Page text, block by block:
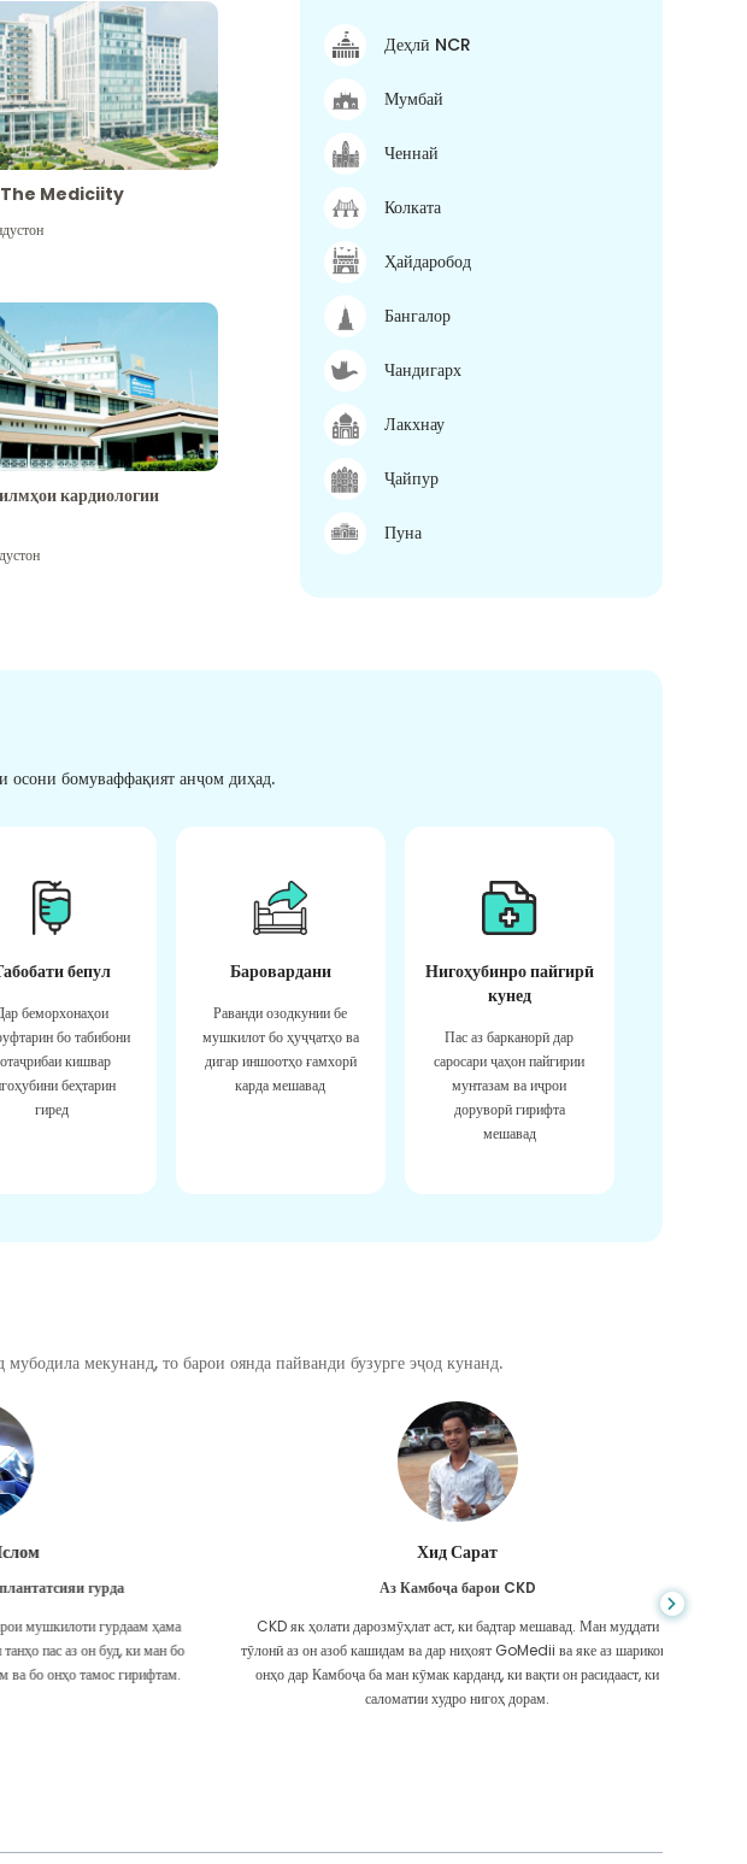
Mediciity
кардиологии
Деҳлӣ NCR
Мумбай
Ченнай
Колката
Ҳайдаробод
Бангалор
Чандигарх
Лакхнау
Ҷайпур
Пуна
осони бомуваффақият анҷом диҳад.
бепул
беморхонаҳои
бо табибони
кишвар
беҳтарин
гиред
Баровардани
Раванди озодкунии бе
мушкилот бо ҳуҷҷатҳо ва
дигар иншоотҳо ғамхорӣ
карда мешавад
Нигоҳубинро пайгирӣ
кунед
Пас аз барканорӣ дар
саросари ҷаҳон пайгирии
мунтазам ва иҷрои
доруворӣ гирифта
мешавад
мекунанд, то барои оянда пайванди бузурге эҷод кунанд.
гурда
гурдаам ҳама
пас аз он буд, ки ман бо
онҳо тамос гирифтам.
Хид Сарат
Аз Камбоҷа барои CKD
CKD як ҳолати дарозмӯҳлат аст, ки бадтар мешавад. Ман муддати
тӯлонӣ аз он азоб кашидам ва дар ниҳоят GoMedii ва яке аз шарикони
онҳо дар Камбоҷа ба ман кӯмак карданд, ки вақти он расидааст, ки
саломатии худро нигоҳ дорам.